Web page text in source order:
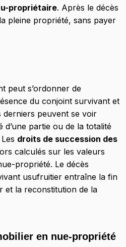
propriétaire. Après le décès
pleine propriété, sans payer
peut s’ordonner de
du conjoint survivant et
derniers peuvent se voir
partie ou de la totalité
droits de succession des
calculés sur les valeurs
propriété. Le décès
usufruitier entraîne la fin
et la reconstitution de la
en nue-propriété